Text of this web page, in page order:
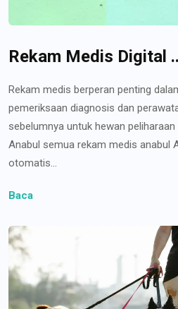
Rekam Medis Digital
Rekam medis berperan penting
pemeriksaan diagnosis dan
sebelumnya untuk hewan
Anabul semua rekam medis anabul
otomatis...
Baca